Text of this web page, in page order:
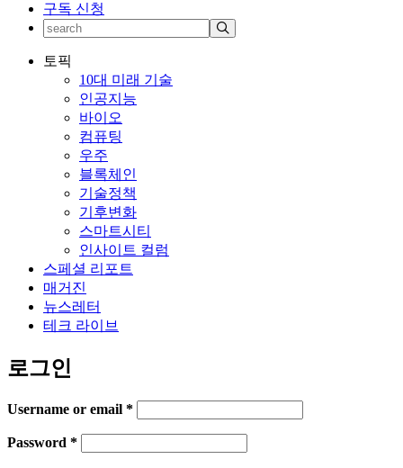
구독 신청
토픽
10대 미래 기술
인공지능
바이오
컴퓨팅
우주
블록체인
기술정책
기후변화
스마트시티
인사이트 컬럼
스페셜 리포트
매거진
뉴스레터
테크 라이브
로그인
Username or email *
Password *